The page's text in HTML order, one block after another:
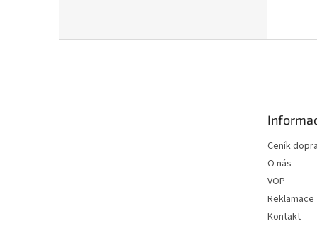
Ceník
O nás
VOP
Reklamace
Kontakt